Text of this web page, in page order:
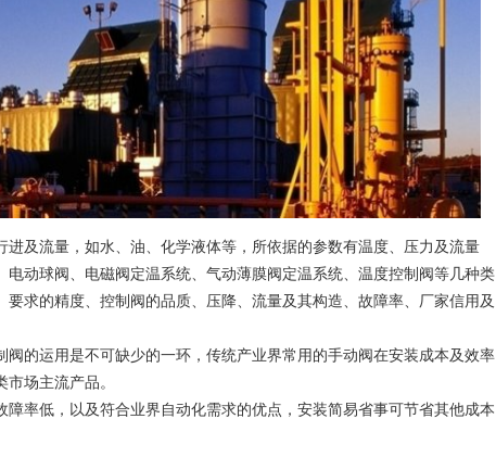
及流量，如水、油、化学液体等，所依据的参数有温度、压力及流量
动球阀、电磁阀定温系统、气动薄膜阀定温系统、温度控制阀等几种类
求的精度、控制阀的品质、压降、流量及其构造、故障率、厂家信用及
的运用是不可缺少的一环，传统产业界常用的手动阀在安装成本及效率
场主流产品。
率低，以及符合业界自动化需求的优点，安装简易省事可节省其他成本